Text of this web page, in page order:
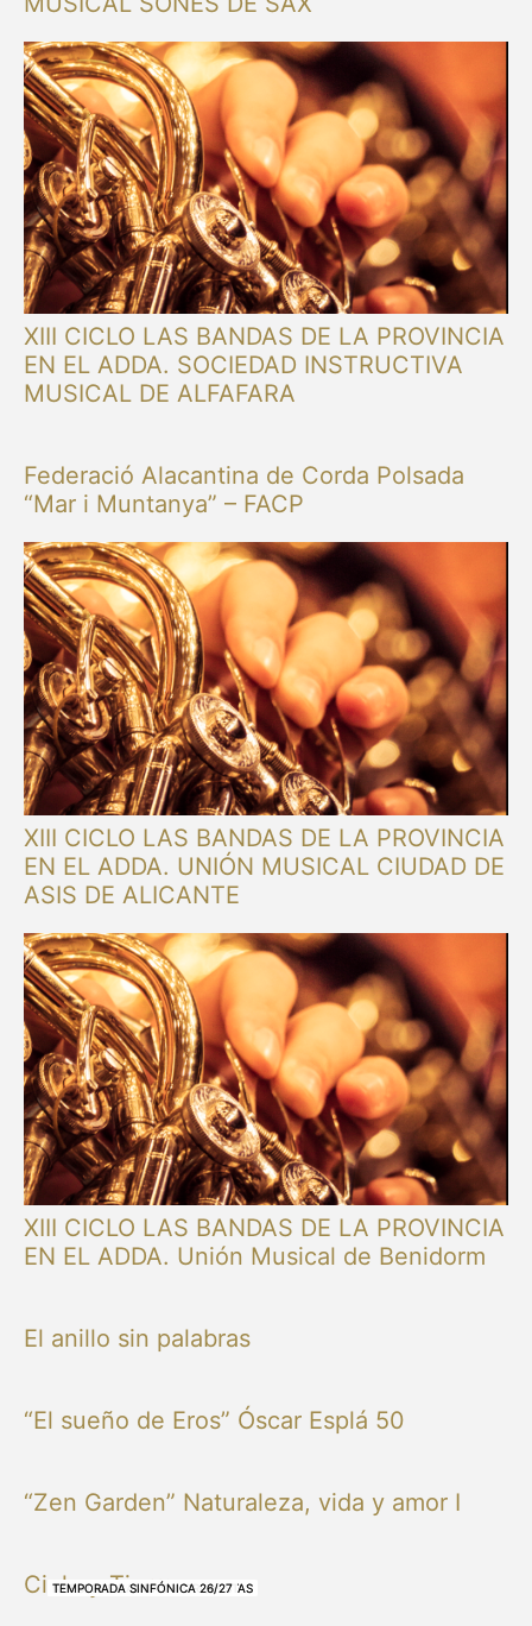
NUESTRAS BANDAS Y ORQUESTAS
XIII CICLO LAS BANDAS DE LA PROVINCIA
EN EL ADDA. SOCIEDAD INSTRUCTIVA
MUSICAL DE ALFAFARA
NUESTRAS BANDAS Y ORQUESTAS
Federació Alacantina de Corda Polsada
“Mar i Muntanya” – FACP
OTRAS MÚSICAS
XIII CICLO LAS BANDAS DE LA PROVINCIA
EN EL ADDA. UNIÓN MUSICAL CIUDAD DE
ASIS DE ALICANTE
NUESTRAS BANDAS Y ORQUESTAS
XIII CICLO LAS BANDAS DE LA PROVINCIA
EN EL ADDA. Unión Musical de Benidorm
NUESTRAS BANDAS Y ORQUESTAS
El anillo sin palabras
TEMPORADA SINFÓNICA 26/27
“El sueño de Eros” Óscar Esplá 50
TEMPORADA SINFÓNICA 26/27
“Zen Garden” Naturaleza, vida y amor I
TEMPORADA SINFÓNICA 26/27
Cielo y Tierra
TEMPORADA SINFÓNICA 26/27